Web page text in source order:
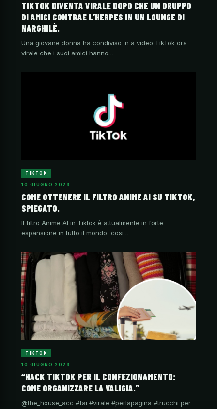
TIKTOK DIVENTA VIRALE DOPO CHE UN GRUPPO
DI AMICI CONTRAE L’HERPES IN UN LOUNGE DI
NARGHILÈ.
Una giovane donna ha condiviso in a video TikTok ora
virale che i suoi amici hanno…
TIKTOK
10 GIUGNO 2023
COME OTTENERE IL FILTRO ANIME AI SU TIKTOK,
SPIEGATO.
Il filtro Anime AI in Tiktok è attualmente in forte
espansione in tutto il mondo, così…
TIKTOK
10 GIUGNO 2023
“HACK TIKTOK PER IL CONFEZIONAMENTO:
COME ORGANIZZARE LA VALIGIA.”
@the_house_acc #fai #virale #perlapagina #trucchi per